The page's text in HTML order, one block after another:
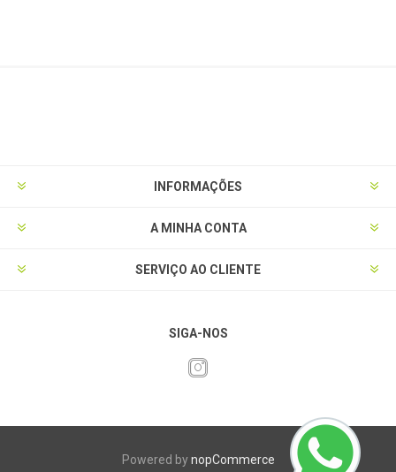
INFORMAÇÕES
A MINHA CONTA
SERVIÇO AO CLIENTE
SIGA-NOS
Powered bynopCommerce